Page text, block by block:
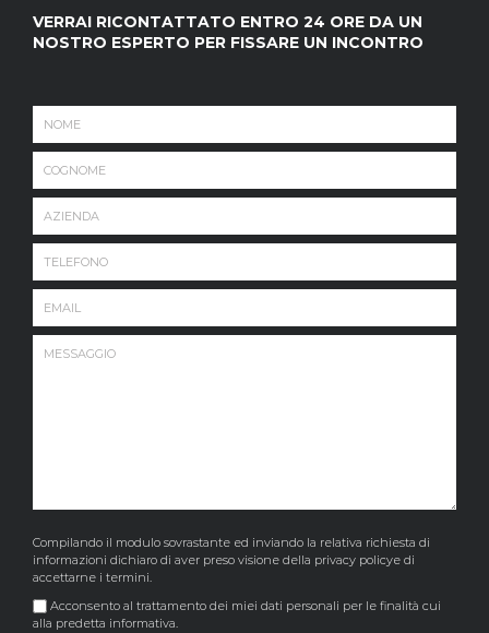
VERRAI RICONTATTATO ENTRO 24 ORE DA UN
NOSTRO ESPERTO PER FISSARE UN INCONTRO
Compilando il modulo sovrastante ed inviando la relativa richiesta di
informazioni dichiaro di aver preso visione della privacy policye di
accettarne i termini.
Acconsento al trattamento dei miei dati personali per le finalità cui
alla predetta informativa.